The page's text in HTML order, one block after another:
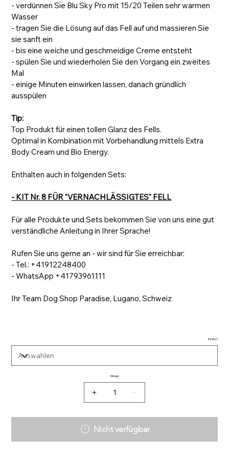
- verdünnen Sie Blu Sky Pro mit 15/20 Teilen sehr warmen
Wasser
- tragen Sie die Lösung auf das Fell auf und massieren Sie
sie sanft ein
- bis eine weiche und geschmeidige Creme entsteht
- spülen Sie und wiederholen Sie den Vorgang ein zweites
Mal
- einige Minuten einwirken lassen, danach gründlich
ausspülen
Tip:
Top Produkt für einen tollen Glanz des Fells.
Optimal in Kombination mit Vorbehandlung mittels Extra
Body Cream und Bio Energy.
Enthalten auch in folgenden Sets:
- KIT Nr. 8 FÜR "VERNACHLÄSSIGTES" FELL
Für alle Produkte und Sets bekommen Sie von uns eine gut
verständliche Anleitung in Ihrer Sprache!
Rufen Sie uns gerne an - wir sind für Sie erreichbar:
- Tel.: +41912248400
- WhatsApp +41793961111
Ihr Team Dog Shop Paradise, Lugano, Schweiz
INHALT
Menge
Nicht verfügbar